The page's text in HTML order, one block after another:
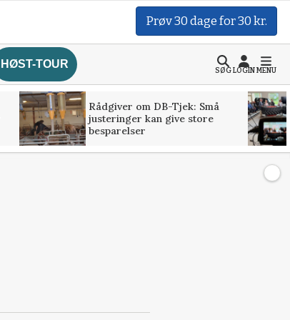
Prøv 30 dage for 30 kr.
HØST-TOUR
SØGLOGINMENU
Rådgiver om DB-Tjek: Små
justeringer kan give store
besparelser